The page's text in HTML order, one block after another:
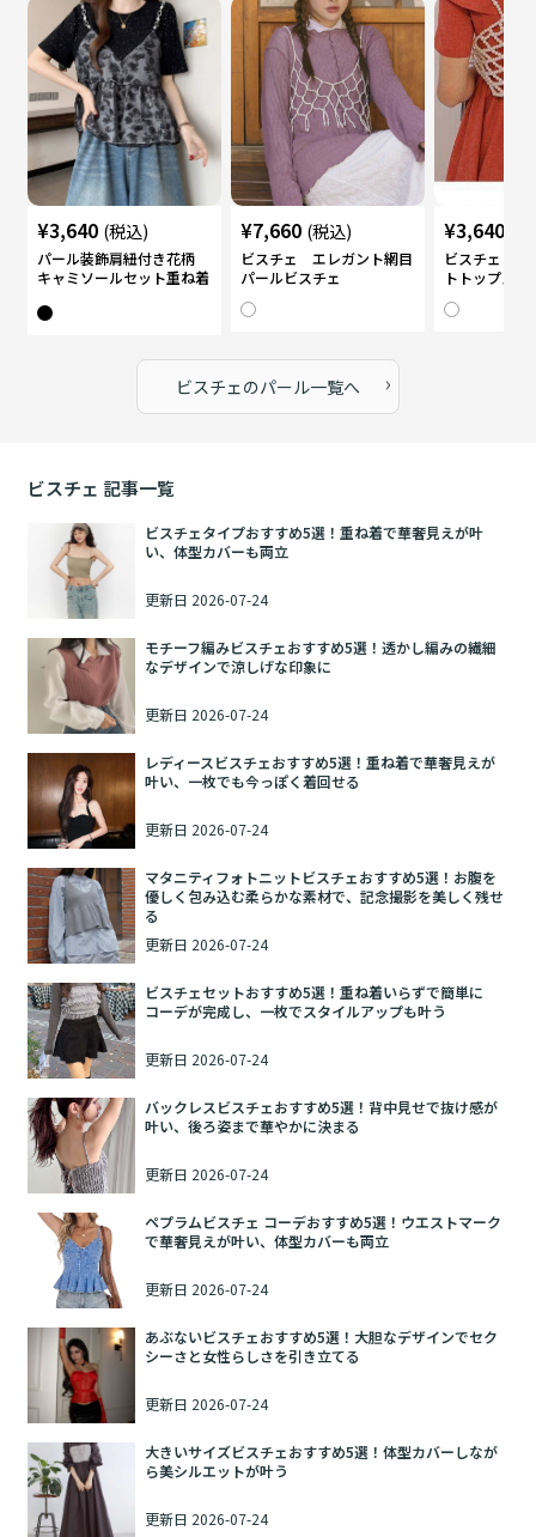
¥3,640 (税込)
パール装飾肩紐付き花柄
キャミソールセット重ね着
¥7,660 (税込)
ビスチェ エレガント網目
パールビスチェ
¥3,640
ビスチェ パ
トトップス
ビスチェ のパール一覧へ ›
ビスチェ 記事一覧
ビスチェタイプおすすめ5選！重ね着で華奢見えが叶
い、体型カバーも両立
更新日 2026-07-24
モチーフ編みビスチェおすすめ5選！透かし編みの繊細
なデザインで涼しげな印象に
更新日 2026-07-24
レディースビスチェおすすめ5選！重ね着で華奢見えが
叶い、一枚でも今っぽく着回せる
更新日 2026-07-24
マタニティフォトニットビスチェおすすめ5選！お腹を
優しく包み込む柔らかな素材で、記念撮影を美しく残せ
る
更新日 2026-07-24
ビスチェセットおすすめ5選！重ね着いらずで簡単に
コーデが完成し、一枚でスタイルアップも叶う
更新日 2026-07-24
バックレスビスチェおすすめ5選！背中見せで抜け感が
叶い、後ろ姿まで華やかに決まる
更新日 2026-07-24
ペプラムビスチェ コーデおすすめ5選！ウエストマーク
で華奢見えが叶い、体型カバーも両立
更新日 2026-07-24
あぶないビスチェおすすめ5選！大胆なデザインでセク
シーさと女性らしさを引き立てる
更新日 2026-07-24
大きいサイズビスチェおすすめ5選！体型カバーしなが
ら美シルエットが叶う
更新日 2026-07-24